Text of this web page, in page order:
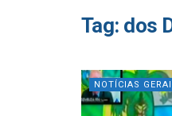
Tag: dos
NOTÍCIAS